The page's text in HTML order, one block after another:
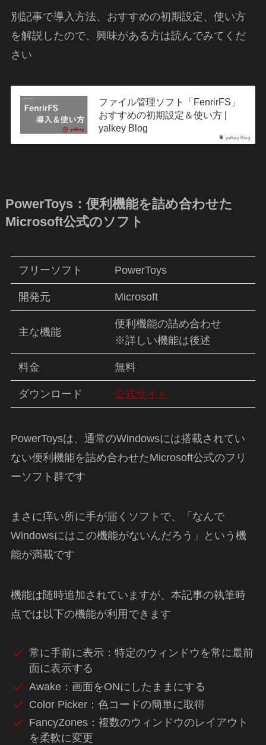
別記事で導入方法、おすすめの初期設定、使い方
を解説したので、興味がある方は読んでみてくだ
さい
yalkey Blog
ファイル管理ソフト「FenrirFS」
おすすめの初期設定＆使い方 |
yalkey Blog
PowerToys：便利機能を詰め合わせた
Microsoft公式のソフト
フリーソフト PowerToys
開発元 Microsoft
主な機能
便利機能の詰め合わせ
※詳しい機能は後述
料金 無料
ダウンロード 公式サイト
PowerToysは、通常のWindowsには搭載されてい
ない便利機能を詰め合わせたMicrosoft公式のフリ
ーソフト群です
まさに痒い所に手が届くソフトで、「なんで
Windowsにはこの機能がないんだろう」という機
能が満載です
機能は随時追加されていますが、本記事の執筆時
点では以下の機能が利用できます
常に手前に表示：特定のウィンドウを常に最前
面に表示する
Awake：画面をONにしたままにする
Color Picker：色コードの簡単に取得
FancyZones：複数のウィンドウのレイアウト
を柔軟に変更